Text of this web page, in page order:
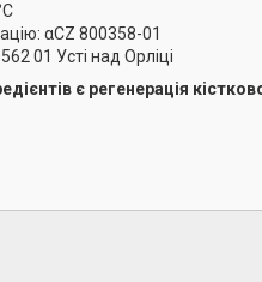
αCZ 800358-01
01 Усті над Орліці
є регенерація